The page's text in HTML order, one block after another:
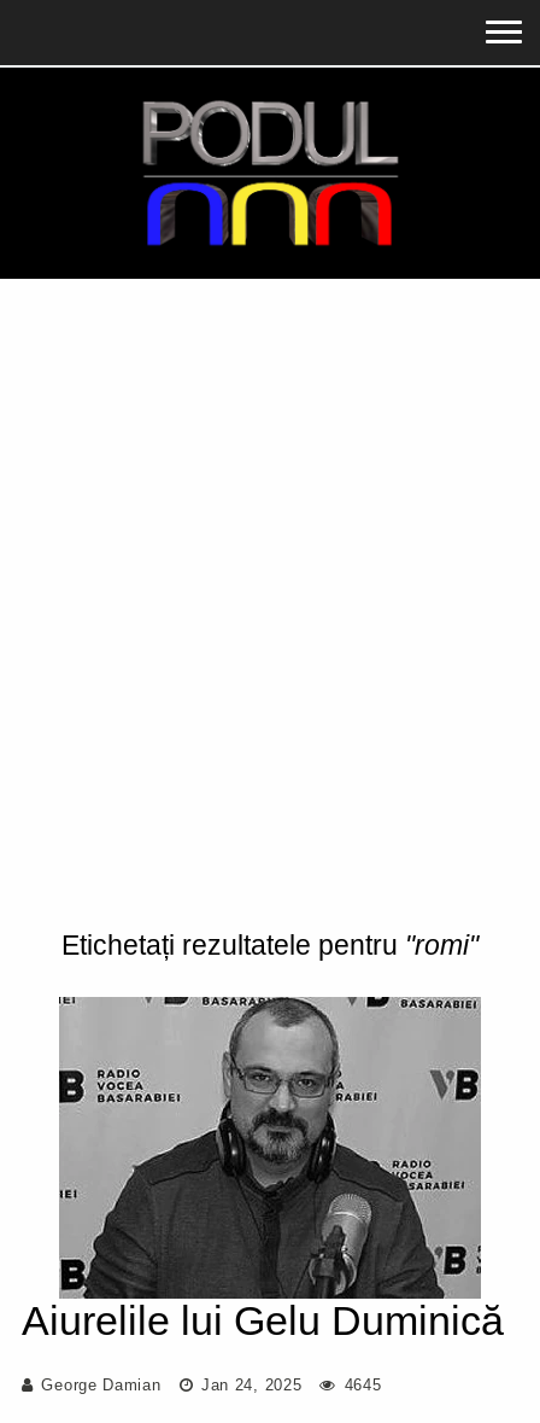
Etichetați rezultatele pentru "romi"
Aiurelile lui Gelu Duminică
George Damian Jan 24, 2025 4645